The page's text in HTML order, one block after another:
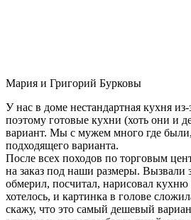
Мария и Григорий Бурковы
У нас в доме нестандартная кухня
поэтому готовые кухни (хоть они и
вариант. Мы с мужем много где
подходящего варианта.
После всех походов по торговым
на заказ под наши размеры. Вызвали
обмерил, посчитал, нарисовал
хотелось, и картинка в голове
скажу, что это самый дешевый